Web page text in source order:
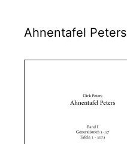
Ahnentafel Peters